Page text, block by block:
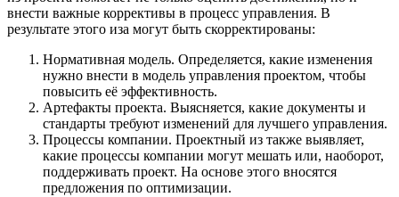
внести важные коррективы в процесс управления. В
результате этого иза могут быть скорректированы:
Нормативная модель. Определяется, какие изменения
нужно внести в модель управления проектом, чтобы
повысить её эффективность.
Артефакты проекта. Выясняется, какие документы и
стандарты требуют изменений для лучшего управления.
Процессы компании. Проектный из также выявляет,
какие процессы компании могут мешать или, наоборот,
поддерживать проект. На основе этого вносятся
предложения по оптимизации.